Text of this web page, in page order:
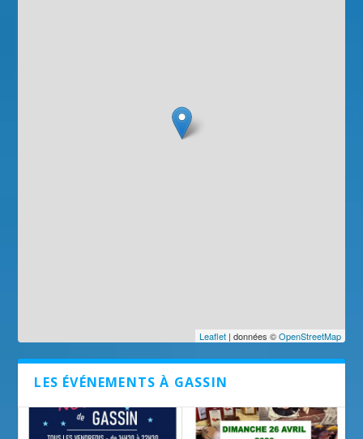
Leaflet| données ©OpenStreetMap
LES ÉVÉNEMENTS À GASSIN